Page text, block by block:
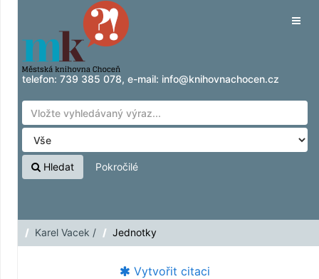
Přeskočit na obsah
telefon: 739 385 078, e-mail: info@knihovnachocen.cz
Hledat Pokročilé
Karel Vacek / Jednotky
Vytvořit citaci